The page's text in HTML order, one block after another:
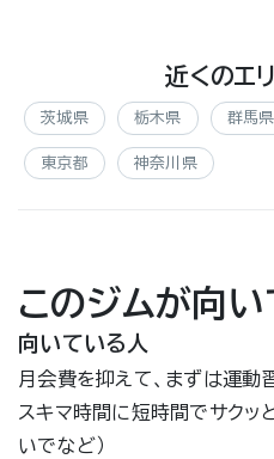
近くのエ
茨城県 栃木県 群馬県
東京都 神奈川県
このジムが向
向いている人
月会費を抑えて、まずは運動
スキマ時間に短時間でサクッ
いでなど）